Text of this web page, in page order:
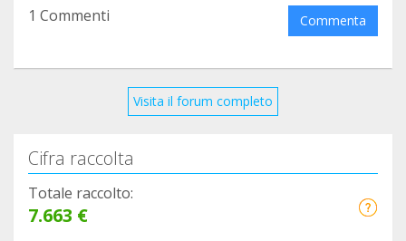
1 Commenti Commenta
Visita il forum completo
Cifra raccolta
Totale raccolto:
7.663 €